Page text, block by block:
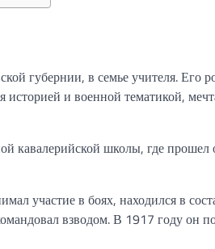
губернии, в семье учителя. Его
и военной тематикой,
кавалерийской школы, где прошел
участие в боях, находился в
взводом. В 1917 году он